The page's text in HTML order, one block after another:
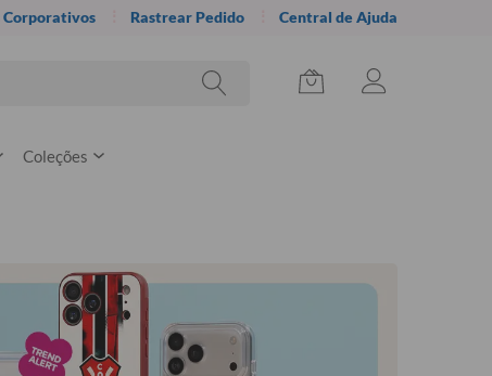
Corporativos Rastrear Pedido Central de Ajuda
Coleções